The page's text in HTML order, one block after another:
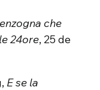
che
24ore, 25 de
E se la